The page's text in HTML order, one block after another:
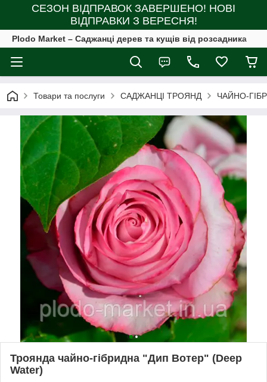
СЕЗОН ВІДПРАВОК ЗАВЕРШЕНО! НОВІ
ВІДПРАВКИ З ВЕРЕСНЯ!
Plodo Market – Саджанці дерев та кущів від розсадника
Товари та послуги САДЖАНЦІ ТРОЯНД ЧАЙНО-
Троянда чайно-гібридна "Дип Вотер" (Deep
Water)